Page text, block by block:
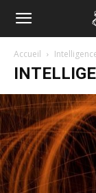
Pensée
Artificielle
Accueil